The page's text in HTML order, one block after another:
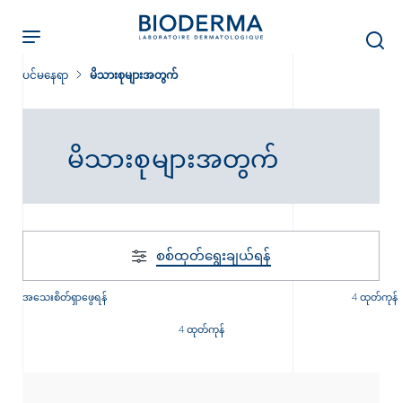
content
ျား
ပင်မနေရာ မိသားစုများအတွက်
မိသားစုများအတွက်
စစ်ထုတ်‌ရွေးချယ်ရန်
အသေးစိတ်ရှာဖွေရန် 4 ထုတ်ကုန်
4 ထုတ်ကုန်